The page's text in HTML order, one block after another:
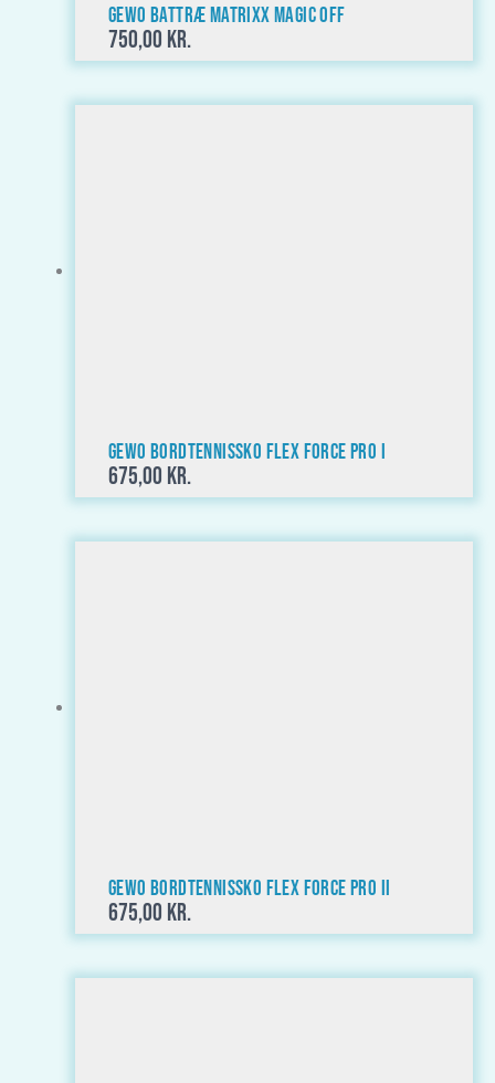
GEWO Battræ Matrixx Magic OFF
750,00 kr.
GEWO Bordtennissko Flex Force Pro I
675,00 kr.
GEWO Bordtennissko Flex Force Pro II
675,00 kr.